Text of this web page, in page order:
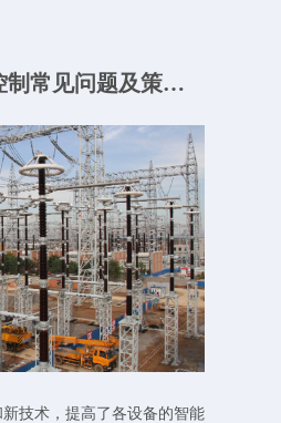
智能变电站运维安全控制常见问题及策略分析
技术，提高了各设备的智能